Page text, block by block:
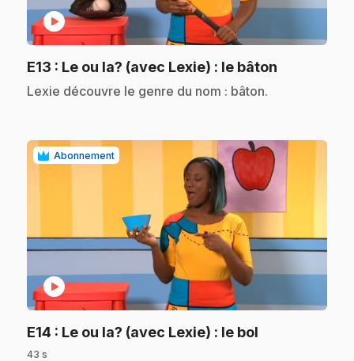
play_circle
E13 : Le ou la? (avec Lexie) : le bâton
.Lexie découvre le genre du nom : bâton.
Abonnement
play_circle
E14 : Le ou la? (avec Lexie) : le bol
43 s